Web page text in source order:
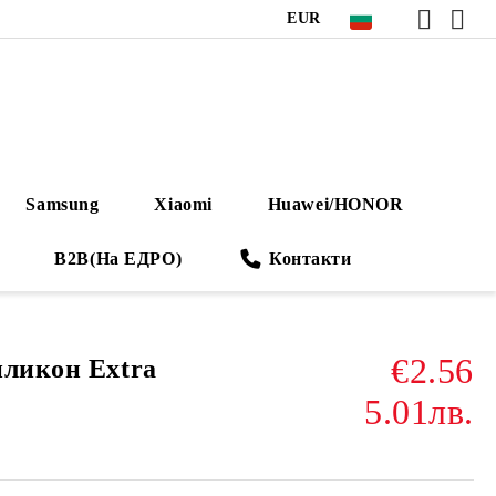
EUR
Samsung Xiaomi Huawei/HONOR
B2B(На ЕДРО) Контакти
Extra
€2.56
5.01лв.